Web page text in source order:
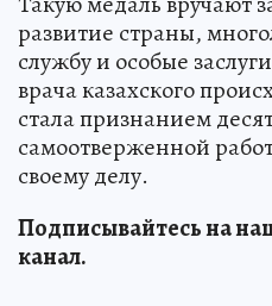
развитие страны,
службу и особые
врача казахского
стала признанием
самоотверженной
своему делу.
Подписывайтесь на
канал.